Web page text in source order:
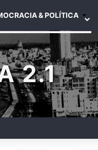
& POLÍTICA
2.1